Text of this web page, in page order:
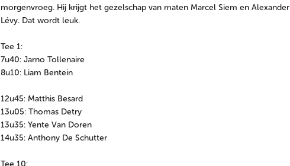
morgenvroeg. Hij krijgt het gezelschap van maten Marcel Siem en Alexander
Lévy. Dat wordt leuk.
Tee 1:
7u40: Jarno Tollenaire
8u10: Liam Bentein
12u45: Matthis Besard
13u05: Thomas Detry
13u35: Yente Van Doren
14u35: Anthony De Schutter
Tee 10: